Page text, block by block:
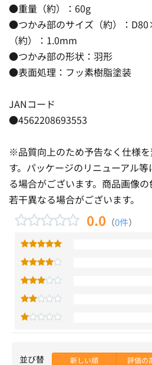
●重量（約）：60g
●つかみ部のサイズ（約）：
（約）：1.0mm
●つかみ部の形状：羽形
●表面処理：フッ素樹脂塗装
JANコード
●4562208693553
※品質向上のため予告なく仕様
す。パッケージのリニューアル
る場合がございます。商品画像の
若干異なる場合がございます。
0.0 （0件）
並び替
新しい順 評価の